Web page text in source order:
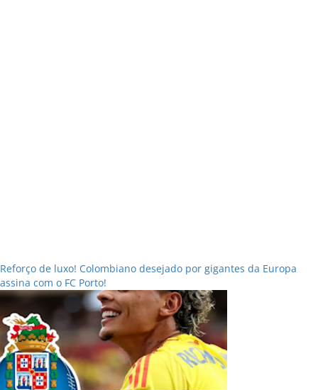
Reforço de luxo! Colombiano desejado por gigantes da Europa
assina com o FC Porto!